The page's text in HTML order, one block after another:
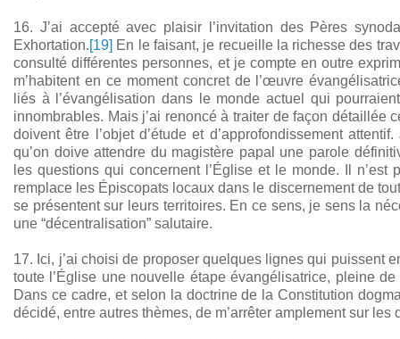
16. J’ai accepté avec plaisir l’invitation des Pères
Exhortation.[19] En le faisant, je recueille la richesse des
consulté différentes personnes, et je compte en outre
m’habitent en ce moment concret de l’œuvre
liés à l’évangélisation dans le monde actuel qui
innombrables. Mais j’ai renoncé à traiter de façon détaillée
doivent être l’objet d’étude et d’approfondissement
qu’on doive attendre du magistère papal une parole
les questions qui concernent l’Église et le monde. Il n’est
remplace les Épiscopats locaux dans le discernement de
se présentent sur leurs territoires. En ce sens, je sens la
une “décentralisation” salutaire.
17. Ici, j’ai choisi de proposer quelques lignes qui puissent
toute l’Église une nouvelle étape évangélisatrice, pleine
Dans ce cadre, et selon la doctrine de la Constitution
décidé, entre autres thèmes, de m’arrêter amplement sur les